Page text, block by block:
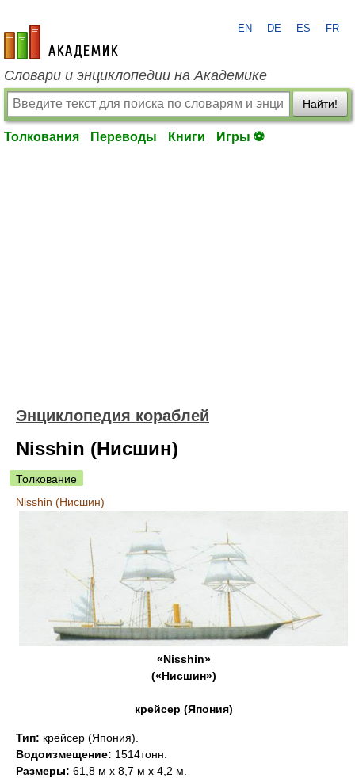
academic.ru
EN DE ES FR
Словари и энциклопедии на Академике
Найти!
Толкования Переводы Книги Игры ⚽
Энциклопедия кораблей
Nisshin (Нисшин)
Толкование
Nisshin (Нисшин)
«Nisshin»
(«Нисшин»)
крейсер (Япония)
Тип: крейсер (Япония).
Водоизмещение: 1514тонн.
Размеры: 61,8 м х 8,7 м х 4,2 м.